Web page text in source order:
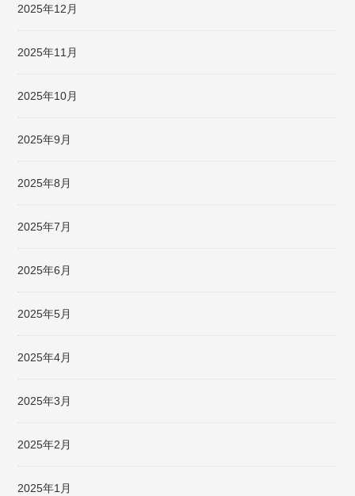
2025年12月
2025年11月
2025年10月
2025年9月
2025年8月
2025年7月
2025年6月
2025年5月
2025年4月
2025年3月
2025年2月
2025年1月